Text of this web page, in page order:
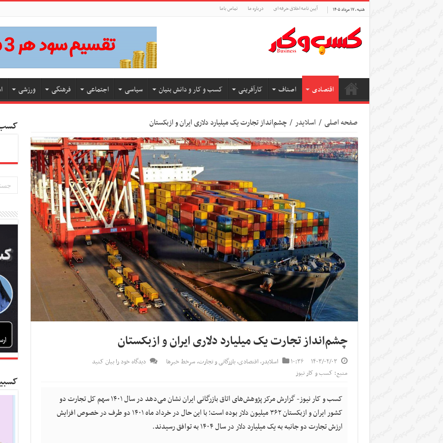
شنبه , ۱۷ مرداد ۱۴۰۵ آیین نامه اخلاق حرفه ای درباره ما تماس باما
اقتصادی اصناف کارآفرینی کسب و کار و دانش بنیان سیاسی اجتماعی فرهنگی ورزشی
صفحه اصلی / اسلایدر / چشم‌انداز تجارت یک میلیارد دلاری ایران و ازبکستان
چشم‌انداز تجارت یک میلیارد دلاری ایران و ازبکستان
۱۴۰۳/۰۲/۰۳ ۱۰:۳۶ اسلایدر,اقتصادی,بازرگانی و تجارت,سرخط خبرها
دیدگاه خود را بیان کنید
منبع: کسب و کار نیوز
کسب و کار نیوز- گزارش مرکز پژوهش‌های اتاق بازرگانی ایران نشان می‌دهد در سال ۱۴۰۱ سهم کل تجارت دو
کشور ایران و ازبکستان ۳۶۲ میلیون دلار بوده است؛ با این حال در خرداد ماه ۱۴۰۱ دو طرف در خصوص افزایش
ارزش تجارت دو جانبه به یک میلیارد دلار در سال ۱۴۰۴ به توافق رسیدند.
کسب